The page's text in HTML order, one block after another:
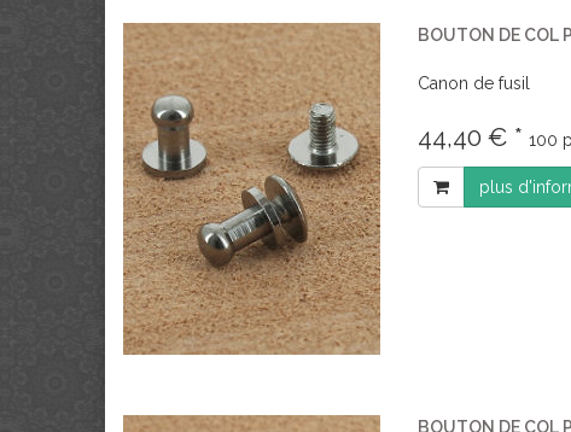
BOUTON DE COL
Canon de fusil
44,40 € * 100
plus
BOUTON DE COL